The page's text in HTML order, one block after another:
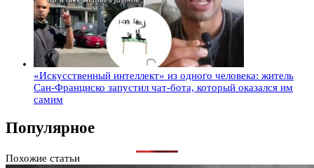
«Искусственный интеллект» из одного человека: житель
Сан-Франциско запустил чат-бота, который оказался им
самим
Популярное
Похожие статьи